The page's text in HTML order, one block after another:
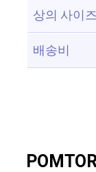
상의 사이즈
배송비